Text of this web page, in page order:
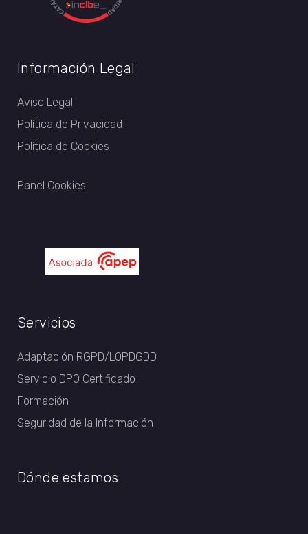
Información Legal
Aviso Legal
Política de Privacidad
Política de Cookies
Panel Cookies
Servicios
Adaptación RGPD/LOPDGDD
Servicio DPO Certificado
Formación
Seguridad de la Información
Dónde estamos